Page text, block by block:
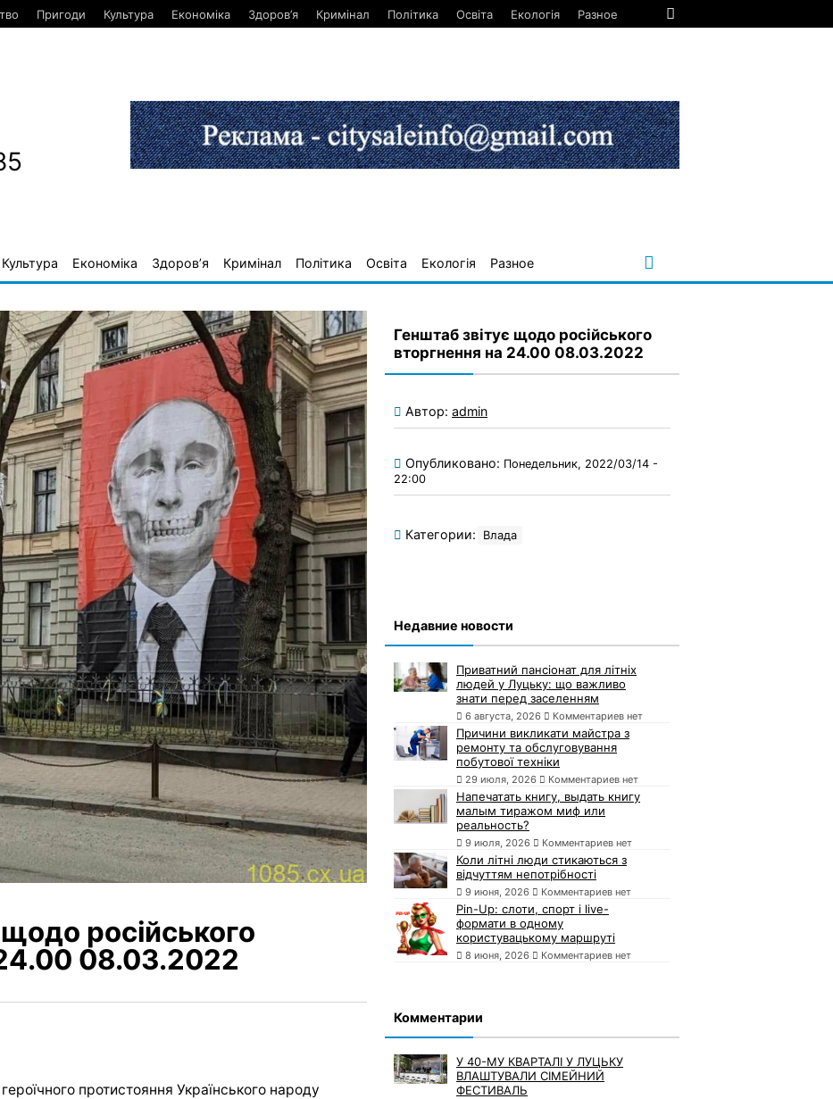
Пригоди Культура Економіка Здоров’я Кримінал Політика Освіта Екологія Разное
Культура Економіка Здоров’я Кримінал Політика Освіта Екологія Разное
російського
08.03.2022
протистояння Українського народу
Генштаб звітує щодо російського
вторгнення на 24.00 08.03.2022
Автор: admin
Опубликовано: Понедельник, 2022/03/14 -
22:00
Категории: Влада
Недавние новости
Приватний пансіонат для літніх
людей у Луцьку: що важливо
знати перед заселенням
6 августа, 2026 Комментариев нет
Причини викликати майстра з
ремонту та обслуговування
побутової техніки
29 июля, 2026 Комментариев нет
Напечатать книгу, выдать книгу
малым тиражом миф или
реальность?
9 июля, 2026 Комментариев нет
Коли літні люди стикаються з
відчуттям непотрібності
9 июня, 2026 Комментариев нет
Pin-Up: слоти, спорт і live-
формати в одному
користувацькому маршруті
8 июня, 2026 Комментариев нет
Комментарии
У 40-МУ КВАРТАЛІ У ЛУЦЬКУ
ВЛАШТУВАЛИ СІМЕЙНИЙ
ФЕСТИВАЛЬ